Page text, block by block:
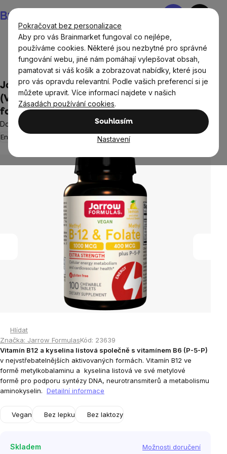
Pokračovat bez personalizace
Aby pro vás Brainmarket fungoval co nejlépe,
používáme cookies. Některé jsou nezbytné pro správné
fungování webu, jiné nám pomáhají vylepšovat obsah,
pamatovat si váš košík a zobrazovat nabídky, které jsou
pro vás opravdu relevantní. Podle vašich preferencí si je
můžete upravit. Více informací najdete v našich
Zásadách používání cookies.
Souhlasím
Nastavení
na
obsah
Nákupní
Doplňky stravy a výživa Vitamíny a multivitamíny
Jarrow Methyl B-12 & Methyl Folate,
(Vitamín B12 + Kyselina listová, aktivované
formy), 1000 mcg / 400mcg, 100 pastilek
Doplněk stravy
Energie
Průměrné
produktu
je
5,0
hvězdiček.
3 hodnocení
Hlídat
Značka: Jarrow FormulasKód: 23639
Vitamín B12 a kyselina listová společně s vitamínem B6 (P-5-P)
v nejvstřebatelnějších aktivovaných formách. Vitamín B12 ve
formě metylkobalaminu a kyselina listová ve své metylové
formě pro podporu syntézy DNA, neurotransmiterů a metabolismu
aminokyselin. Detailní informace
Vegan Bez lepku Bez laktozy
Skladem Možnosti doručení